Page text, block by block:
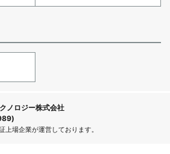
ノロジー株式会社
上場企業が運営しております。